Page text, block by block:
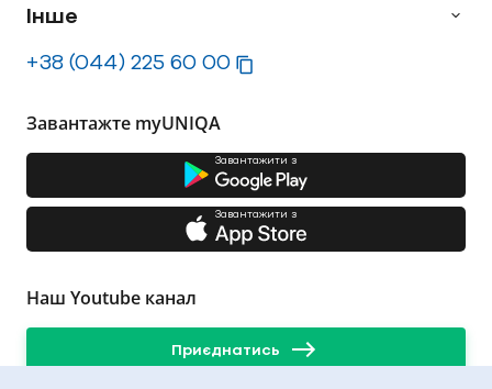
Інше
+38 (044) 225 60 00
Завантажте myUNIQA
Завантажити з
Завантажити з
Наш Youtube канал
Приєднатись